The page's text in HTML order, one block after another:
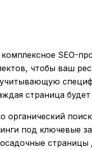
SEO-
чтобы ваш
страница
органический
под ключевые
страницы